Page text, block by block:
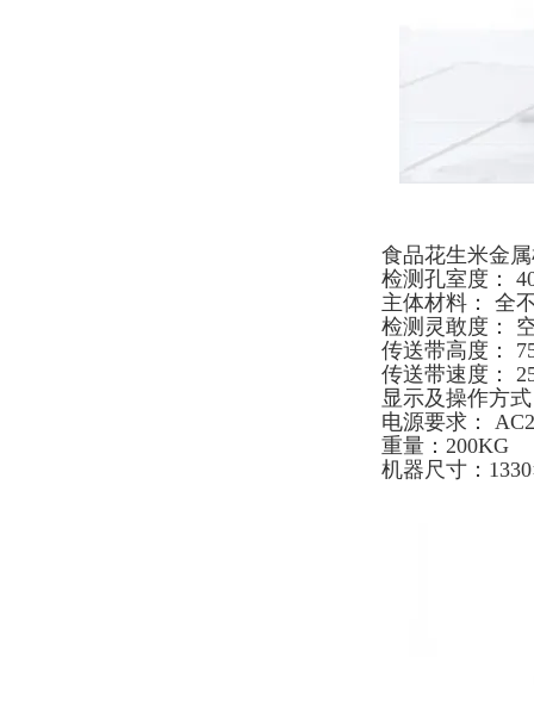
食品花生米金
检测孔室度：
主体材料： 全
检测灵敢度：
传送带高度：
传送带速度：
显示及操作方
电源要求：
重量：200KG
机器尺寸：